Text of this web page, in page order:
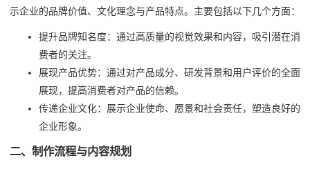
示企业的品牌价值、文化理念与产品特点。主要包括以下几个方面：
提升品牌知名度：通过高质量的视觉效果和内容，吸引潜在消
费者的关注。
展现产品优势：通过对产品成分、研发背景和用户评价的全面
展现，提高消费者对产品的信赖。
传递企业文化：展示企业使命、愿景和社会责任，塑造良好的
企业形象。
二、制作流程与内容规划